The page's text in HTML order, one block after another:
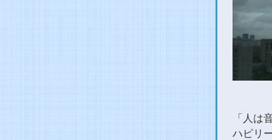
「人は
ハピリ